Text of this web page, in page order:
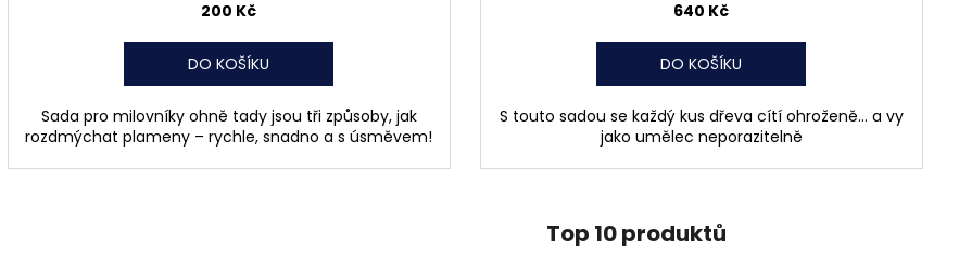
200 Kč
DO KOŠÍKU
Sada pro milovníky ohně tady jsou tři způsoby, jak
rozdmýchat plameny – rychle, snadno a s úsměvem!
640 Kč
DO KOŠÍKU
S touto sadou se každý kus dřeva cítí ohroženě… a vy
jako umělec neporazitelně
Top 10 produktů